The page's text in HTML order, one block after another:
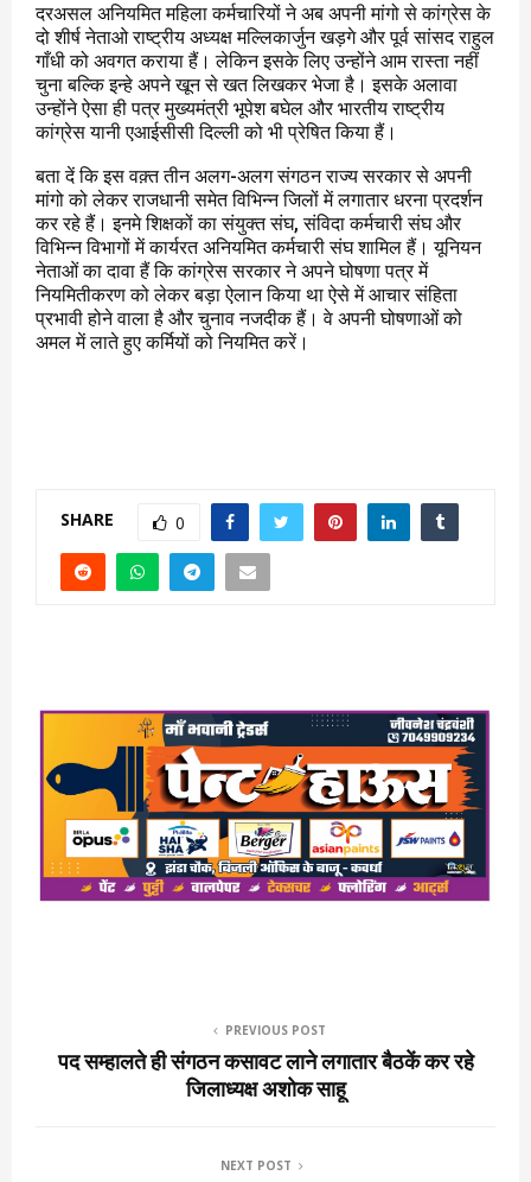
दरअसल अनियमित महिला कर्मचारियों ने अब अपनी मांगो से कांग्रेस के
दो शीर्ष नेताओ राष्ट्रीय अध्यक्ष मल्लिकार्जुन खड़गे और पूर्व सांसद राहुल
गाँधी को अवगत कराया हैं। लेकिन इसके लिए उन्होंने आम रास्ता नहीं
चुना बल्कि इन्हे अपने खून से खत लिखकर भेजा है। इसके अलावा
उन्होंने ऐसा ही पत्र मुख्यमंत्री भूपेश बघेल और भारतीय राष्ट्रीय
कांग्रेस यानी एआईसीसी दिल्ली को भी प्रेषित किया हैं।
बता दें कि इस वक़्त तीन अलग-अलग संगठन राज्य सरकार से अपनी
मांगो को लेकर राजधानी समेत विभिन्न जिलों में लगातार धरना प्रदर्शन
कर रहे हैं। इनमे शिक्षकों का संयुक्त संघ, संविदा कर्मचारी संघ और
विभिन्न विभागों में कार्यरत अनियमित कर्मचारी संघ शामिल हैं। यूनियन
नेताओं का दावा हैं कि कांग्रेस सरकार ने अपने घोषणा पत्र में
नियमितीकरण को लेकर बड़ा ऐलान किया था ऐसे में आचार संहिता
प्रभावी होने वाला है और चुनाव नजदीक हैं। वे अपनी घोषणाओं को
अमल में लाते हुए कर्मियों को नियमित करें।
SHARE 0
PREVIOUS POST
पद सम्हालते ही संगठन कसावट लाने लगातार बैठकें कर रहे
जिलाध्यक्ष अशोक साहू
NEXT POST